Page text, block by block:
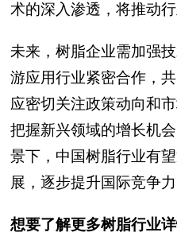
术的深入渗透，将推动
未来，树脂企业需加强
游应用行业紧密合作，
应密切关注政策动向和
把握新兴领域的增长机
景下，中国树脂行业有
展，逐步提升国际竞争
想要了解更多树脂行业